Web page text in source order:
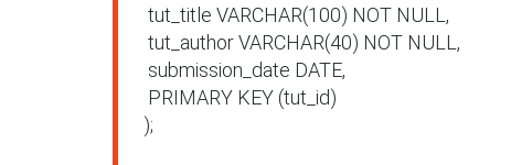
tut_title VARCHAR(100) NOT NULL,
tut_author VARCHAR(40) NOT NULL,
);